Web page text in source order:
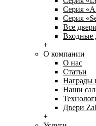
Серия
Серия
Все
Входные
+
О компании
О нас
Статьи
Награды
Наши
Двери
+